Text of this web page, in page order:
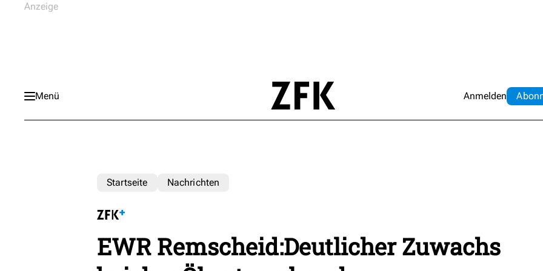
Menü Anmelden Abo
Startseite Nachrichten
EWR Remscheid:Deutlicher Zuwachs